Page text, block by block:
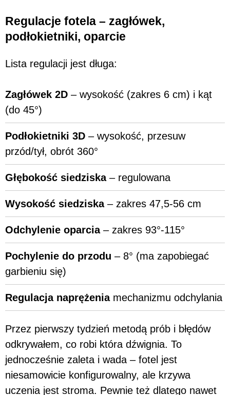
Regulacje fotela – zagłówek,
podłokietniki, oparcie
Lista regulacji jest długa:
Zagłówek 2D – wysokość (zakres 6 cm) i kąt
(do 45°)
Podłokietniki 3D – wysokość, przesuw
przód/tył, obrót 360°
Głębokość siedziska– regulowana
Wysokość siedziska– zakres 47,5-56 cm
Odchylenie oparcia– zakres 93°-115°
Pochylenie do przodu – 8° (ma zapobiegać
garbieniu się)
Regulacja naprężeniamechanizmu odchylania
Przez pierwszy tydzień metodą prób i błędów
odkrywałem, co robi która dźwignia. To
jednocześnie zaleta i wada – fotel jest
niesamowicie konfigurowalny, ale krzywa
uczenia jest stroma. Pewnie też dlatego nawet